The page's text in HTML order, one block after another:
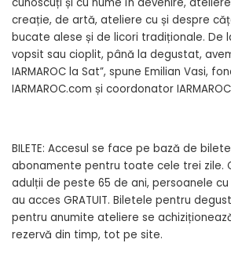
creație, de artă, ateliere cu și despre
bucate alese și de licori tradiționale. De
vopsit sau cioplit, până la degustat,
IARMAROC la Sat”, spune Emilian Vasi,
IARMAROC.com și coordonator
BILETE: Accesul se face pe bază de
abonamente pentru toate cele trei zile.
adulții de peste 65 de ani, persoanele
au acces GRATUIT. Biletele pentru
pentru anumite ateliere se
rezervă din timp, tot pe site.